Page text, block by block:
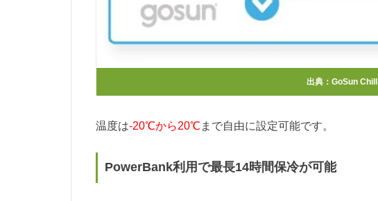
出典：GoSun Chill
温度は-20℃から20℃ まで自由に設定可能です。
PowerBank利用で最長14時間保冷が可能